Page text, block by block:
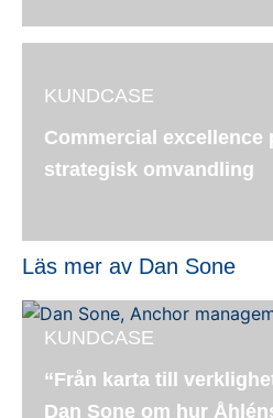
KUNDCASE
Commercial excellence
strategisk omvandling
Läs mer av Dan Sone
KUNDCASE
“Från karta till
Dan Sone om hur